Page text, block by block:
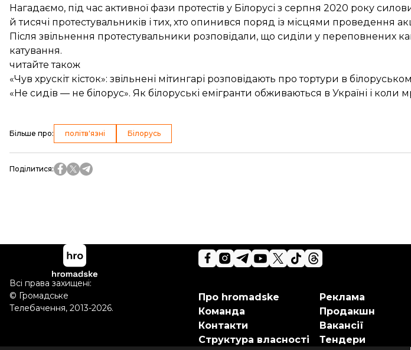
Нагадаємо, під час активної фази протестів у Білорусі з серпня 2020 року
йтисячі протестувальників і тих, хто опинився поряд із місцями проведення
Після звільнення протестувальники розповідали, що сиділи у переповнених
катування.
читайте також
«Чув хрускіт кісток»: звільнені мітингарі розповідають про тортури в
«Не сидів — не білорус». Як білоруські емігранти обживаються в Україні і
Більше про: політв'язні Білорусь
Поділитися:
Про hromadske
Команда
Контакти
Структура власності
Реклама
Продакшн
Вакансії
Тендери
Всі права захищені:
© Громадське
Телебачення, 2013-2026.